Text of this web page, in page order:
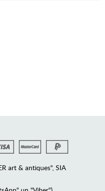
art & antiques", SIA